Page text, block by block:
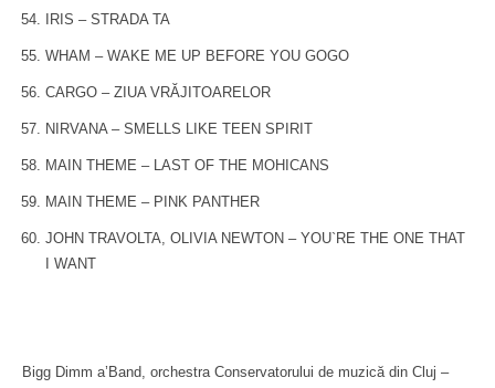
IRIS – STRADA TA
WHAM – WAKE ME UP BEFORE YOU GOGO
CARGO – ZIUA VRĂJITOARELOR
NIRVANA – SMELLS LIKE TEEN SPIRIT
MAIN THEME – LAST OF THE MOHICANS
MAIN THEME – PINK PANTHER
JOHN TRAVOLTA, OLIVIA NEWTON – YOU`RE THE ONE THAT
I WANT
Bigg Dimm a’Band, orchestra Conservatorului de muzică din Cluj –